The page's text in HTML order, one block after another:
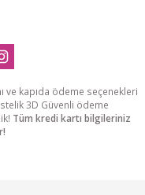
ve kapıda ödeme seçenekleri
3D Güvenli ödeme
Tüm kredi kartı bilgileriniz